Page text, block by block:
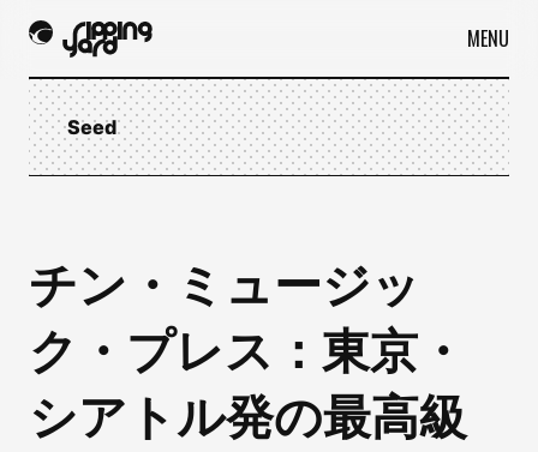
MENU
Seed
チン・ミュージッ
ク・プレス：東京・
シアトル発の最高級